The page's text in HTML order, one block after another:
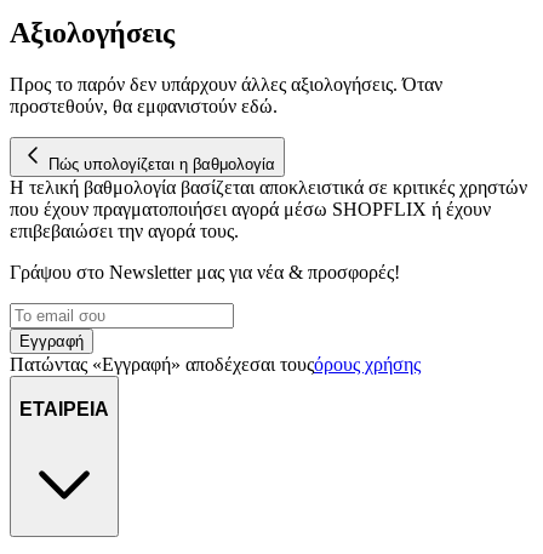
διεύθυνση IP σας, χρησιμοποιώντας τεχνολογία όπως cookies
στη συσκευή σας, με σκοπό την προβολή εξατομικευμένων
διαφημίσεων και περιεχομένου, τις μετρήσεις σχετικά με
μας και την ανάπτυξη προϊόντων. Επίσης, κοινοποιούμε
πληροφορίες σχετικά με την από μέρους σας χρήση της
τοποθεσίας μας στους συνεργάτες μέσων κοινωνικής
δικτύωσης, διαφημίσεων και ανάλυσης.
Αξιολογήσεις
Προς το παρόν δεν υπάρχουν άλλες αξιολογήσεις. Όταν
προστεθούν, θα εμφανιστούν εδώ.
Πώς υπολογίζεται η βαθμολογία
Η τελική βαθμολογία βασίζεται αποκλειστικά σε κριτικές χρηστών
που έχουν πραγματοποιήσει αγορά μέσω SHOPFLIX ή έχουν
επιβεβαιώσει την αγορά τους.
Γράψου στο Νewsletter μας για νέα & προσφορές!
Εγγραφή
Πατώντας «Εγγραφή» αποδέχεσαι τουςόρους χρήσης
ΕΤΑΙΡΕΙΑ